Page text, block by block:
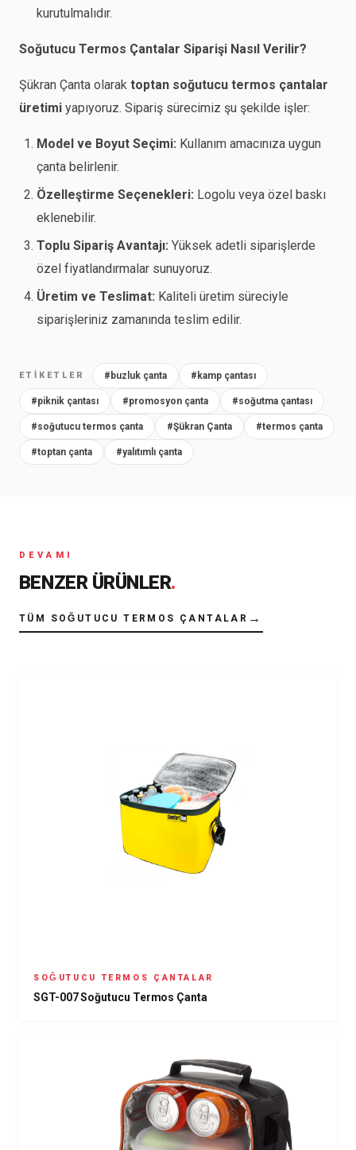
kurutulmalıdır.
Soğutucu Termos Çantalar Siparişi Nasıl Verilir?
Şükran Çanta olarak toptan soğutucu termos çantalar
üretimiyapıyoruz. Sipariş sürecimiz şu şekilde işler:
Model ve Boyut Seçimi: Kullanım amacınıza uygun
çanta belirlenir.
Özelleştirme Seçenekleri: Logolu veya özel baskı
eklenebilir.
Toplu Sipariş Avantajı: Yüksek adetli siparişlerde
özel fiyatlandırmalar sunuyoruz.
Üretim ve Teslimat: Kaliteli üretim süreciyle
siparişleriniz zamanında teslim edilir.
ETIKETLER #buzluk çanta #kamp çantası
#piknik çantası #promosyon çanta #soğutma çantası
#soğutucu termos çanta #Şükran Çanta #termos çanta
#toptan çanta #yalıtımlı çanta
DEVAMI
BENZER ÜRÜNLER.
TÜM SOĞUTUCU TERMOS ÇANTALAR →
SOĞUTUCU TERMOS ÇANTALAR
SGT-007 Soğutucu Termos Çanta